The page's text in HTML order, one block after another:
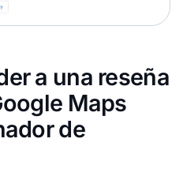
a una reseña
Maps
de